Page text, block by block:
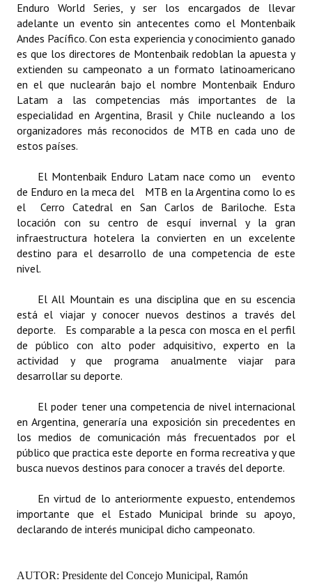
Periodistas Decanos - Registro
Ciudadano Ilustre - Registro
Banca del Vecino - Registro
Huéspedes de Honor - Registro
Antiguos Pobladores - Registro
Reconocimientos - Registro
Bariloche, Municipio intercultural
Entrega de distinciones
REFORMA DE LA CARTA ORGÁNICA
Enduro World Series, y ser los encargados de llevar
adelante un evento sin antecentes como el Montenbaik
Andes Pacífico. Con esta experiencia y conocimiento ganado
es que los directores de Montenbaik redoblan la apuesta y
extienden su campeonato a un formato latinoamericano
en el que nuclearán bajo el nombre Montenbaik Enduro
Latam a las competencias más importantes de la
especialidad en Argentina, Brasil y Chile nucleando a los
organizadores más reconocidos de MTB en cada uno de
estos países.
El Montenbaik Enduro Latam nace como un evento
de Enduro en la meca del MTB en la Argentina como lo es
el Cerro Catedral en San Carlos de Bariloche. Esta
locación con su centro de esquí invernal y la gran
infraestructura hotelera la convierten en un excelente
destino para el desarrollo de una competencia de este
nivel.
El All Mountain es una disciplina que en su escencia
está el viajar y conocer nuevos destinos a través del
deporte. Es comparable a la pesca con mosca en el perfil
de público con alto poder adquisitivo, experto en la
actividad y que programa anualmente viajar para
desarrollar su deporte.
El poder tener una competencia de nivel internacional
en Argentina, generaría una exposición sin precedentes en
los medios de comunicación más frecuentados por el
público que practica este deporte en forma recreativa y que
busca nuevos destinos para conocer a través del deporte.
En virtud de lo anteriormente expuesto, entendemos
importante que el Estado Municipal brinde su apoyo,
declarando de interés municipal dicho campeonato.
AUTOR: Presidente del Concejo Municipal, Ramón